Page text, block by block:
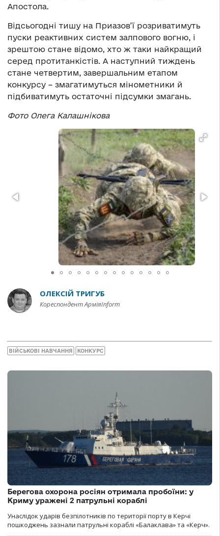
Апостола.
Відсьогодні тишу на Приазов’ї розриватимуть
пуски реактивних систем залпового вогню, і
зрештою стане відомо, хто ж таки найкращий
серед протитанкістів. А наступний тиждень
стане четвертим, завершальним етапом
конкурсу – змагатимуться мінометники й
підбиватимуть остаточні підсумки змагань.
Фото Олега Калашнікова
ОЛЕКСІЙ ТРИГУБ
Кореспондент АрміяInform
ВІЙСЬКОВІ НАВЧАННЯ КОНКУРС
Берегова охорона росіян отримала пробоїни: у
Криму уражені 2 патрульні кораблі
Унаслідок ударів безпілотників по території порту в Керчі
пошкоджень зазнали патрульні кораблі «Балаклава» та «Керч».